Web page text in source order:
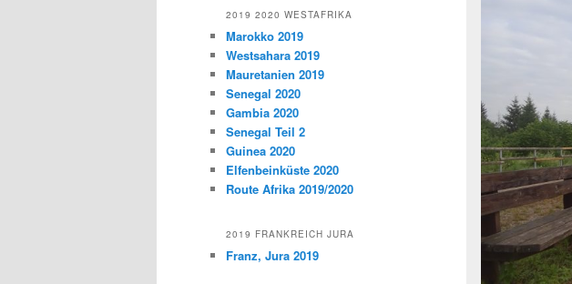
2019 2020 WESTAFRIKA
Marokko 2019
Westsahara 2019
Mauretanien 2019
Senegal 2020
Gambia 2020
Senegal Teil 2
Guinea 2020
Elfenbeinküste 2020
Route Afrika 2019/2020
2019 FRANKREICH JURA
Franz, Jura 2019